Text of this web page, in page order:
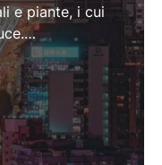
e piante, i cui
luminoso in
2024.